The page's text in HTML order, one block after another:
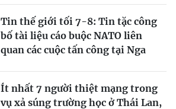
Tin thế giới tối 7-8: Tin tặc công
bố tài liệu cáo buộc NATO liên
quan các cuộc tấn công tại Nga
Ít nhất 7 người thiệt mạng trong
vụ xả súng trường học ở Thái Lan,